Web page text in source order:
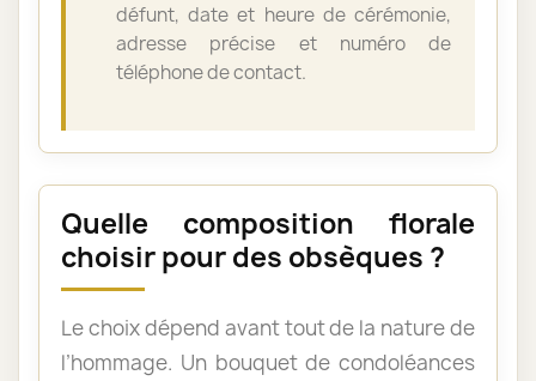
défunt, date et heure de cérémonie,
adresse précise et numéro de
téléphone de contact.
Quelle composition florale
choisir pour des obsèques ?
Le choix dépend avant tout de la nature de
l’hommage. Un bouquet de condoléances